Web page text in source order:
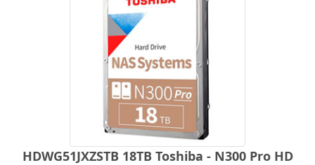
HDWG51JXZSTB 18TB Toshiba - N300 Pro HD